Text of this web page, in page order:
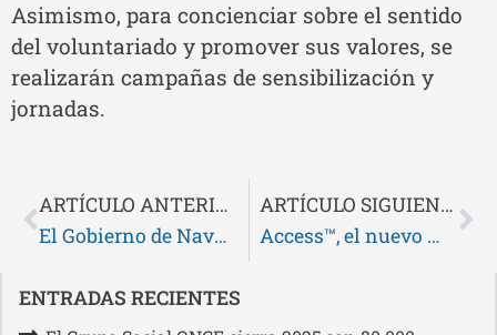
Asimismo, para concienciar sobre el sentido
del voluntariado y promover sus valores, se
realizarán campañas de sensibilización y
jornadas.
ARTÍCULO ANTERIOR
El Gobierno de Navarra destinará este año más de 16 millones de euros a Centros Especiales de Empleo, que emplean a unas 2.000 personas con discapacidad
ARTÍCULO SIGUIENTE
Access™, el nuevo mando de Playstation que elimina barreras ya se puede probar en Inserta Empleo en Pamplona
ENTRADAS RECIENTES